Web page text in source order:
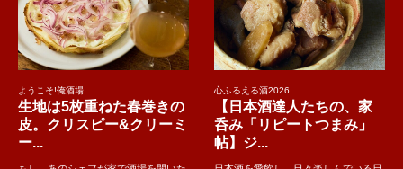
ようこそ!俺酒場
生地は5枚重ねた春巻きの
皮。クリスピー&クリーミ
ー...
心ふるえる酒2026
【日本酒達人たちの、家
呑み「リピートつまみ」
帖】ジ...